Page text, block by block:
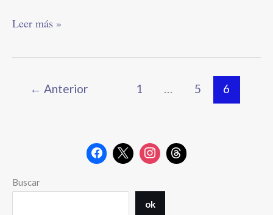
Leer más »
← Anterior 1 … 5 6
Buscar
ok